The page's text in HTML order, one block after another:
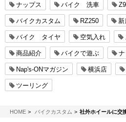
ナップス バイク 洗車
バイクカスタム RZ250 新
バイク タイヤ 空気入れ
商品紹介 バイクで遊ぶ
Nap's-ONマガジン 横浜店
ツーリング
HOMENAPS-ON マガジン
バイクカスタム 社外ホイールに交